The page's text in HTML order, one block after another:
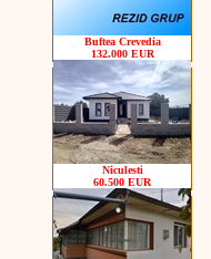
Buftea Crevedia
132.000 EUR
Niculesti
60.500 EUR